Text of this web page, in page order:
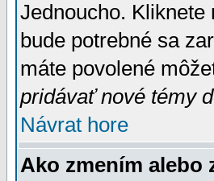
Jednoucho.
bude potrebné sa
máte povolené
pridávať nové témy
Návrat hore
Ako zmením alebo